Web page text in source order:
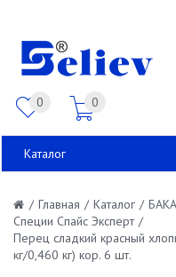
0 0
Каталог
/ Главная / Каталог /
Специи Спайс Эксперт /
Перец сладкий красный
кг/0,460 кг) кор. 6 шт.